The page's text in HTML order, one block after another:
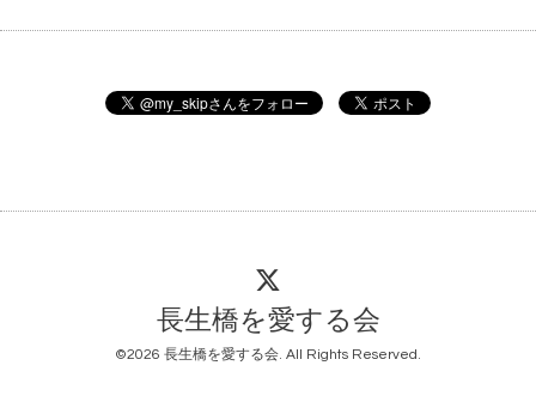
長生橋を愛する会
©2026 長生橋を愛する会. All Rights Reserved.